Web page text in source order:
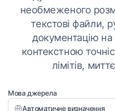
необмеженого
текстові файли,
документацію
контекстною
лімітів,
Мова джерела
Автоматичне визначення